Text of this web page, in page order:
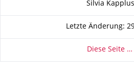
Silvia
Letzte Änderung:
Diese Seite …